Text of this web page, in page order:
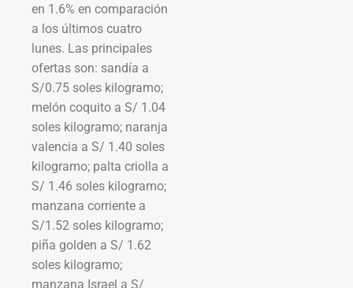
en 1.6% en comparación
a los últimos cuatro
lunes. Las principales
ofertas son: sandía a
S/0.75 soles kilogramo;
melón coquito a S/ 1.04
soles kilogramo; naranja
valencia a S/ 1.40 soles
kilogramo; palta criolla a
S/ 1.46 soles kilogramo;
manzana corriente a
S/1.52 soles kilogramo;
piña golden a S/ 1.62
soles kilogramo;
manzana Israel a S/